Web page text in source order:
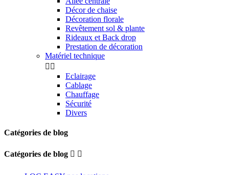
Décor de chaise
Décoration florale
Revêtement sol & plante
Rideaux et Back drop
Prestation de décoration
Matériel technique
 
Eclairage
Cablage
Chauffage
Sécurité
Divers
Catégories de blog
Catégories de blog  